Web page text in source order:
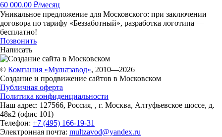
60 000.00 ₽/месяц
Уникальное предложение для Московского: при заключении
договора по тарифу «Беззаботный», разработка логотипа —
бесплатно!
Позвонить
Написать
© Компания «Мультзавод», 2010—2026
Создание и продвижение сайтов в Московском
Публичная оферта
Политика конфиденциальности
Наш адрес: 127566, Россия, , г. Москва, Алтуфьевское шоссе, д.
48к2 (офис 101)
Телефон: +7 (495) 166-19-31
Электронная почта: multzavod@yandex.ru